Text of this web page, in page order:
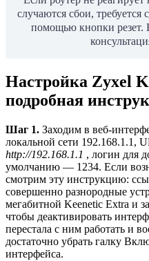
случаются сбои, требуется
помощью кнопки резет.
Настройка Zyxel
подробная
Шаг 1. Заходим в веб-
локальной сети 192.168.1.1,
http://192.168.1.1 , логин для
умолчанию — 1234. Если
смотрим эту инструкцию:
совершенно разнородные
мегабитной Keenetic Extra и
чтобы деактивировать
перестала с ним работать и
достаточно убрать галку
интерфейса.